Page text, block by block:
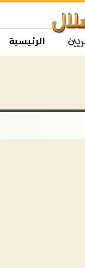
الرئيسية